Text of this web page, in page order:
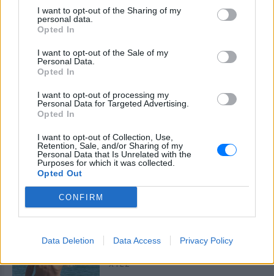
I want to opt-out of the Sharing of my
personal data.
Opted In
I want to opt-out of the Sale of my
Personal Data.
Opted In
I want to opt-out of processing my
Personal Data for Targeted Advertising.
Opted In
I want to opt-out of Collection, Use,
Retention, Sale, and/or Sharing of my
Personal Data that Is Unrelated with the
Purposes for which it was collected.
Opted Out
CONFIRM
Data Deletion Data Access Privacy Policy
Φοβερή ιστορία στον ΟΦΗ: Ένας κάτοχος
εισιτηρίου διαρκείας είναι μόλις 2 μηνών
Οπαδός από κούνια κυριολεκτικά στον ΟΦΗ
ΧΤΕΣ
Διακοπές στη Μύκονο για τη
φωτογραφίες με μαγιό στην
ΧΤΕΣ